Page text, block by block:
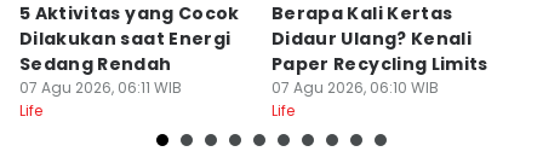
5 Aktivitas yang Cocok
Dilakukan saat Energi
Sedang Rendah
07 Agu 2026, 06:11 WIB
Life
Berapa Kali Kertas
Didaur Ulang? Kenali
Paper Recycling Limits
07 Agu 2026, 06:10 WIB
Life